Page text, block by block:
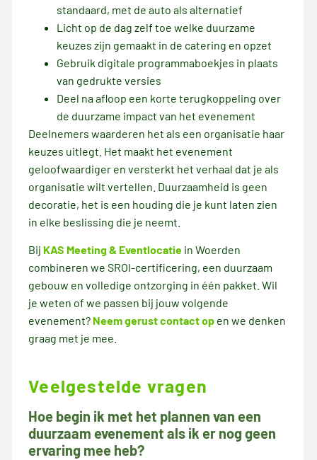
standaard, met de auto als alternatief
Licht op de dag zelf toe welke duurzame
keuzes zijn gemaakt in de catering en opzet
Gebruik digitale programmaboekjes in plaats
van gedrukte versies
Deel na afloop een korte terugkoppeling over
de duurzame impact van het evenement
Deelnemers waarderen het als een organisatie haar
keuzes uitlegt. Het maakt het evenement
geloofwaardiger en versterkt het verhaal dat je als
organisatie wilt vertellen. Duurzaamheid is geen
decoratie, het is een houding die je kunt laten zien
in elke beslissing die je neemt.
Bij KAS Meeting & Eventlocatie in Woerden
combineren we SROI-certificering, een duurzaam
gebouw en volledige ontzorging in één pakket. Wil
je weten of we passen bij jouw volgende
evenement? Neem gerust contact op en we denken
graag met je mee.
Veelgestelde vragen
Hoe begin ik met het plannen van een
duurzaam evenement als ik er nog geen
ervaring mee heb?